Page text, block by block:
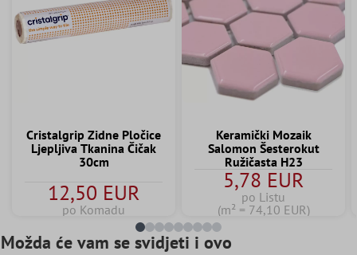
Cristalgrip Zidne Pločice
Ljepljiva Tkanina Čičak
30cm
12,50 EUR
po Komadu
Keramički Mozaik
Salomon Šesterokut
Ružičasta H23
5,78 EUR
po Listu
(m² = 74,10 EUR)
Možda će vam se svidjeti i ovo